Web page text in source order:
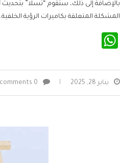
المشكلة المتعلقة بكاميرات الرؤية الخلفية.
يناير 28, 2025 0 comments